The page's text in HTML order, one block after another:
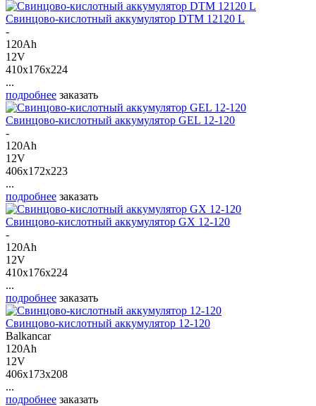
Свинцово-кислотный аккумулятор DTM 12120 L
-
120Ah
12V
410x176x224
...
подробнее заказать
Свинцово-кислотный аккумулятор GEL 12-120
-
120Ah
12V
406x172x223
...
подробнее заказать
Свинцово-кислотный аккумулятор GX 12-120
-
120Ah
12V
410x176x224
...
подробнее заказать
Свинцово-кислотный аккумулятор 12-120
Balkancar
120Ah
12V
406x173x208
...
подробнее заказать